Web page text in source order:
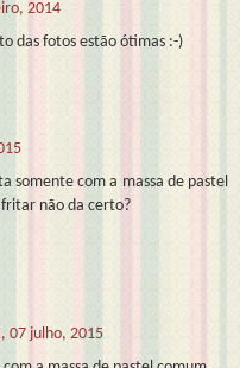
2014
das fotos estão ótimas :-)
somente com a massa de pastel
fritar não da certo?
07 julho, 2015